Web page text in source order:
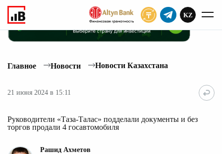
KZ
Главное Новости Новости Казахстана
21 июня 2024 в 15:11
Руководители «Таза-Талас» подделали документы и без
торгов продали 4 госавтомобиля
Рашид Ахметов